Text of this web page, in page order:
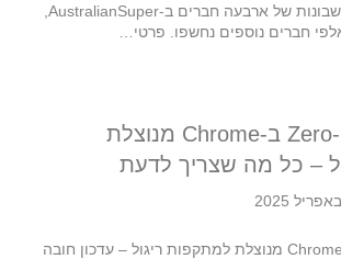
חברים נוספים נחשפו. פרטי…
פרצת Zero-Day ב-Chrome מנוצלת
– כל מה שצריך לדעת